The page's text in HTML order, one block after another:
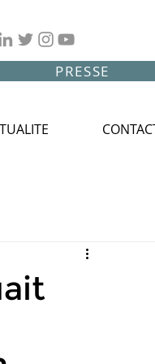
PRESSE